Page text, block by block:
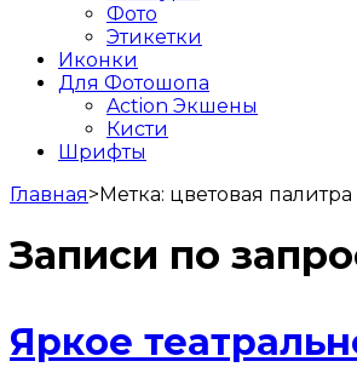
Фото
Этикетки
Иконки
Для Фотошопа
Action Экшены
Кисти
Шрифты
Главная>Метка: цветовая палитра
Записи по
Яркое